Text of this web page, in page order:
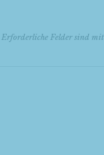
Erforderliche Felder sind mit